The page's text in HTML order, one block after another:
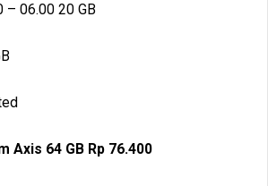
– 06.00 20 GB
Axis 64 GB Rp 76.400